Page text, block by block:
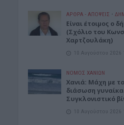
ΑΡΘΡΑ - ΑΠΟΨΕΙΣ •
Είναι έτοιμος ο
(Σχόλιο του
Χαρτζουλάκη)
10 Αυγούστου 2026
ΝΟΜΌΣ ΧΑΝΊΩΝ
Χανιά: Μάχη με
διάσωση
Συγκλονιστικό
10 Αυγούστου 2026